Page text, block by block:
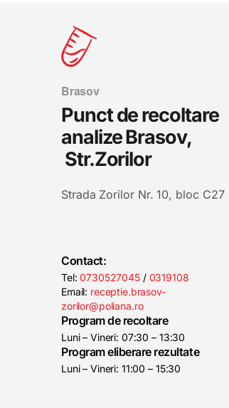
Brasov
Punct de recoltare
analize Brasov,
Str.Zorilor
Strada Zorilor Nr. 10, bloc C27
Contact:
Tel:0730527045 / 0319108
Email: receptie.brasov-
zorilor@poliana.ro
Program de recoltare
Luni – Vineri: 07:30 – 13:30
Program eliberare rezultate
Luni – Vineri: 11:00 – 15:30